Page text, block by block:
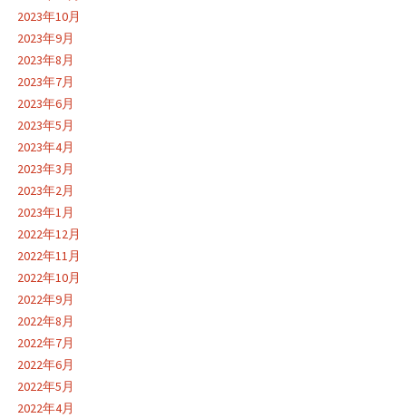
2023年10月
2023年9月
2023年8月
2023年7月
2023年6月
2023年5月
2023年4月
2023年3月
2023年2月
2023年1月
2022年12月
2022年11月
2022年10月
2022年9月
2022年8月
2022年7月
2022年6月
2022年5月
2022年4月